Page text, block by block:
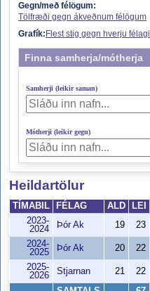
Gegn/með félögum:
Tölfræði gegn ákveðnum félögum
Grafík: Flest stig gegn hverju félagi
Finna samherja/mótherja
Samherji (leikir saman)
Mótherji (leikir gegn)
Heildartölur
TÍMABIL FÉLAG ALD LEI
2023-
2024
Þór Ak 19 23
2024-
2025
Þór Ak 20 22
2025-
2026
Stjarnan 21 22